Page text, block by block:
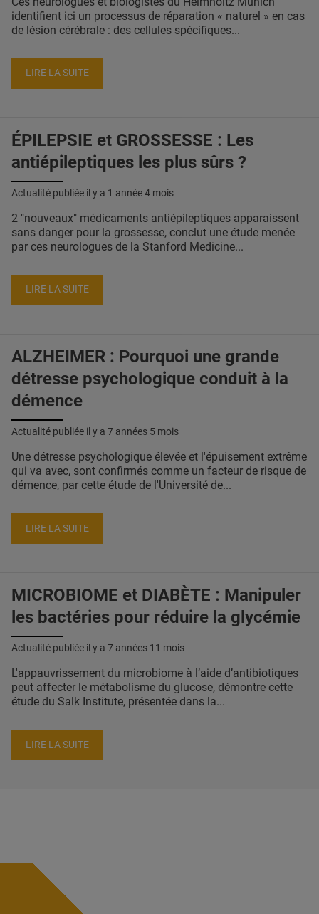
identifient ici un processus de réparation « naturel » en cas
de lésion cérébrale : des cellules spécifiques...
LIRE LA SUITE
ÉPILEPSIE et GROSSESSE : Les
antiépileptiques les plus sûrs ?
Actualité publiée il y a 1 année 4 mois
2 "nouveaux" médicaments antiépileptiques apparaissent
sans danger pour la grossesse, conclut une étude menée
par ces neurologues de la Stanford Medicine...
LIRE LA SUITE
ALZHEIMER : Pourquoi une grande
détresse psychologique conduit à la
démence
Actualité publiée il y a 7 années 5 mois
Une détresse psychologique élevée et l'épuisement extrême
qui va avec, sont confirmés comme un facteur de risque de
démence, par cette étude de l'Université de...
LIRE LA SUITE
MICROBIOME et DIABÈTE : Manipuler
les bactéries pour réduire la glycémie
Actualité publiée il y a 7 années 11 mois
L'appauvrissement du microbiome à l’aide d’antibiotiques
peut affecter le métabolisme du glucose, démontre cette
étude du Salk Institute, présentée dans la...
LIRE LA SUITE